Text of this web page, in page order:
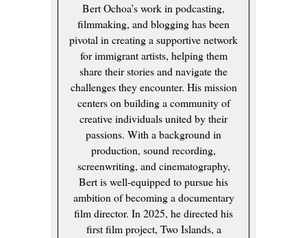
Bert Ochoa’s work in podcasting,
filmmaking, and blogging has been
pivotal in creating a supportive network
for immigrant artists, helping them
share their stories and navigate the
challenges they encounter. His mission
centers on building a community of
creative individuals united by their
passions. With a background in
production, sound recording,
screenwriting, and cinematography,
Bert is well-equipped to pursue his
ambition of becoming a documentary
film director. In 2025, he directed his
first film project, Two Islands, a